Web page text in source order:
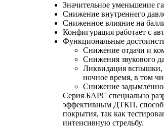
Значительное уменьшение
Снижение внутреннего
Сниженное влияние на
Конфигурация работает с
Функциональные
Снижение отдачи и
Снижения звукового
Ликвидация вспышки,
ночное время, в том
Снижение
Серия БАРС специально
эффективным ДТКП,
покрытия, так как
интенсивную стрельбу.